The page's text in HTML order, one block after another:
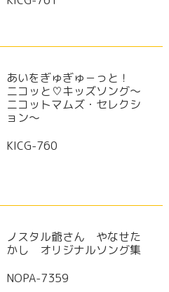
あいをぎゅぎゅ－っと！
ニコッと♡キッズソング～
ニコットマムズ・セレクシ
ョン～
KICG-760
ノスタル爺さん やなせた
かし オリジナルソング集
NOPA-7359